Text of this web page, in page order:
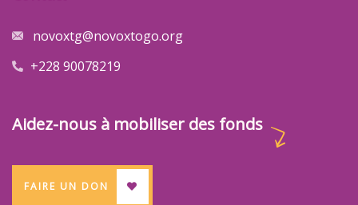
novoxtg@novoxtogo.org
+228 90078219
Aidez-nous à mobiliser des fonds
FAIRE UN DON